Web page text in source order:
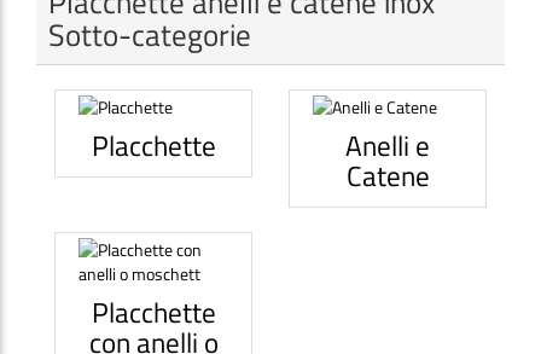
Sotto-categorie
Placchette Anelli e
Catene
Placchette
con anelli o